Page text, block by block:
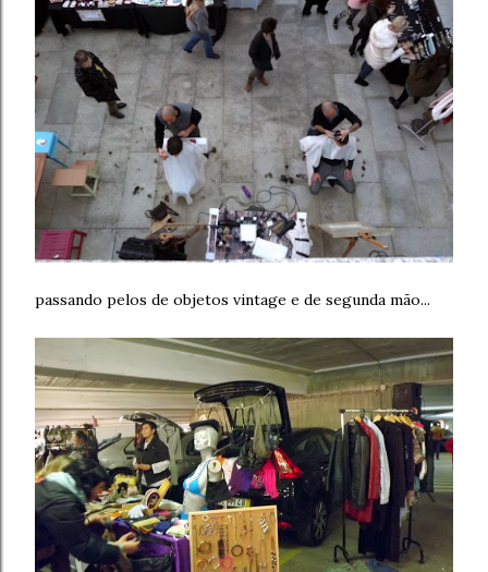
passando pelos de objetos vintage e de segunda mão...